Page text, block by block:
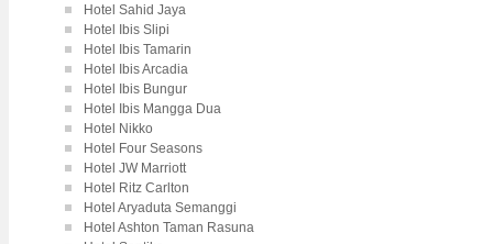
Hotel Sahid Jaya
Hotel Ibis Slipi
Hotel Ibis Tamarin
Hotel Ibis Arcadia
Hotel Ibis Bungur
Hotel Ibis Mangga Dua
Hotel Nikko
Hotel Four Seasons
Hotel JW Marriott
Hotel Ritz Carlton
Hotel Aryaduta Semanggi
Hotel Ashton Taman Rasuna